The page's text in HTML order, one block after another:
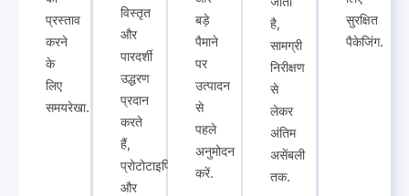
प्रस्ताव
करने
के
लिए
समयरेखा.
विस्तृत
और
पारदर्शी
उद्धरण
प्रदान
करते
हैं,
प्रोटोटाइपिंग
और
बड़े
पैमाने
पर
उत्पादन
से
पहले
अनुमोदन
करें.
है,
सामग्री
निरीक्षण
से
लेकर
अंतिम
असेंबली
तक.
सुरक्षित
पैकेजिंग.